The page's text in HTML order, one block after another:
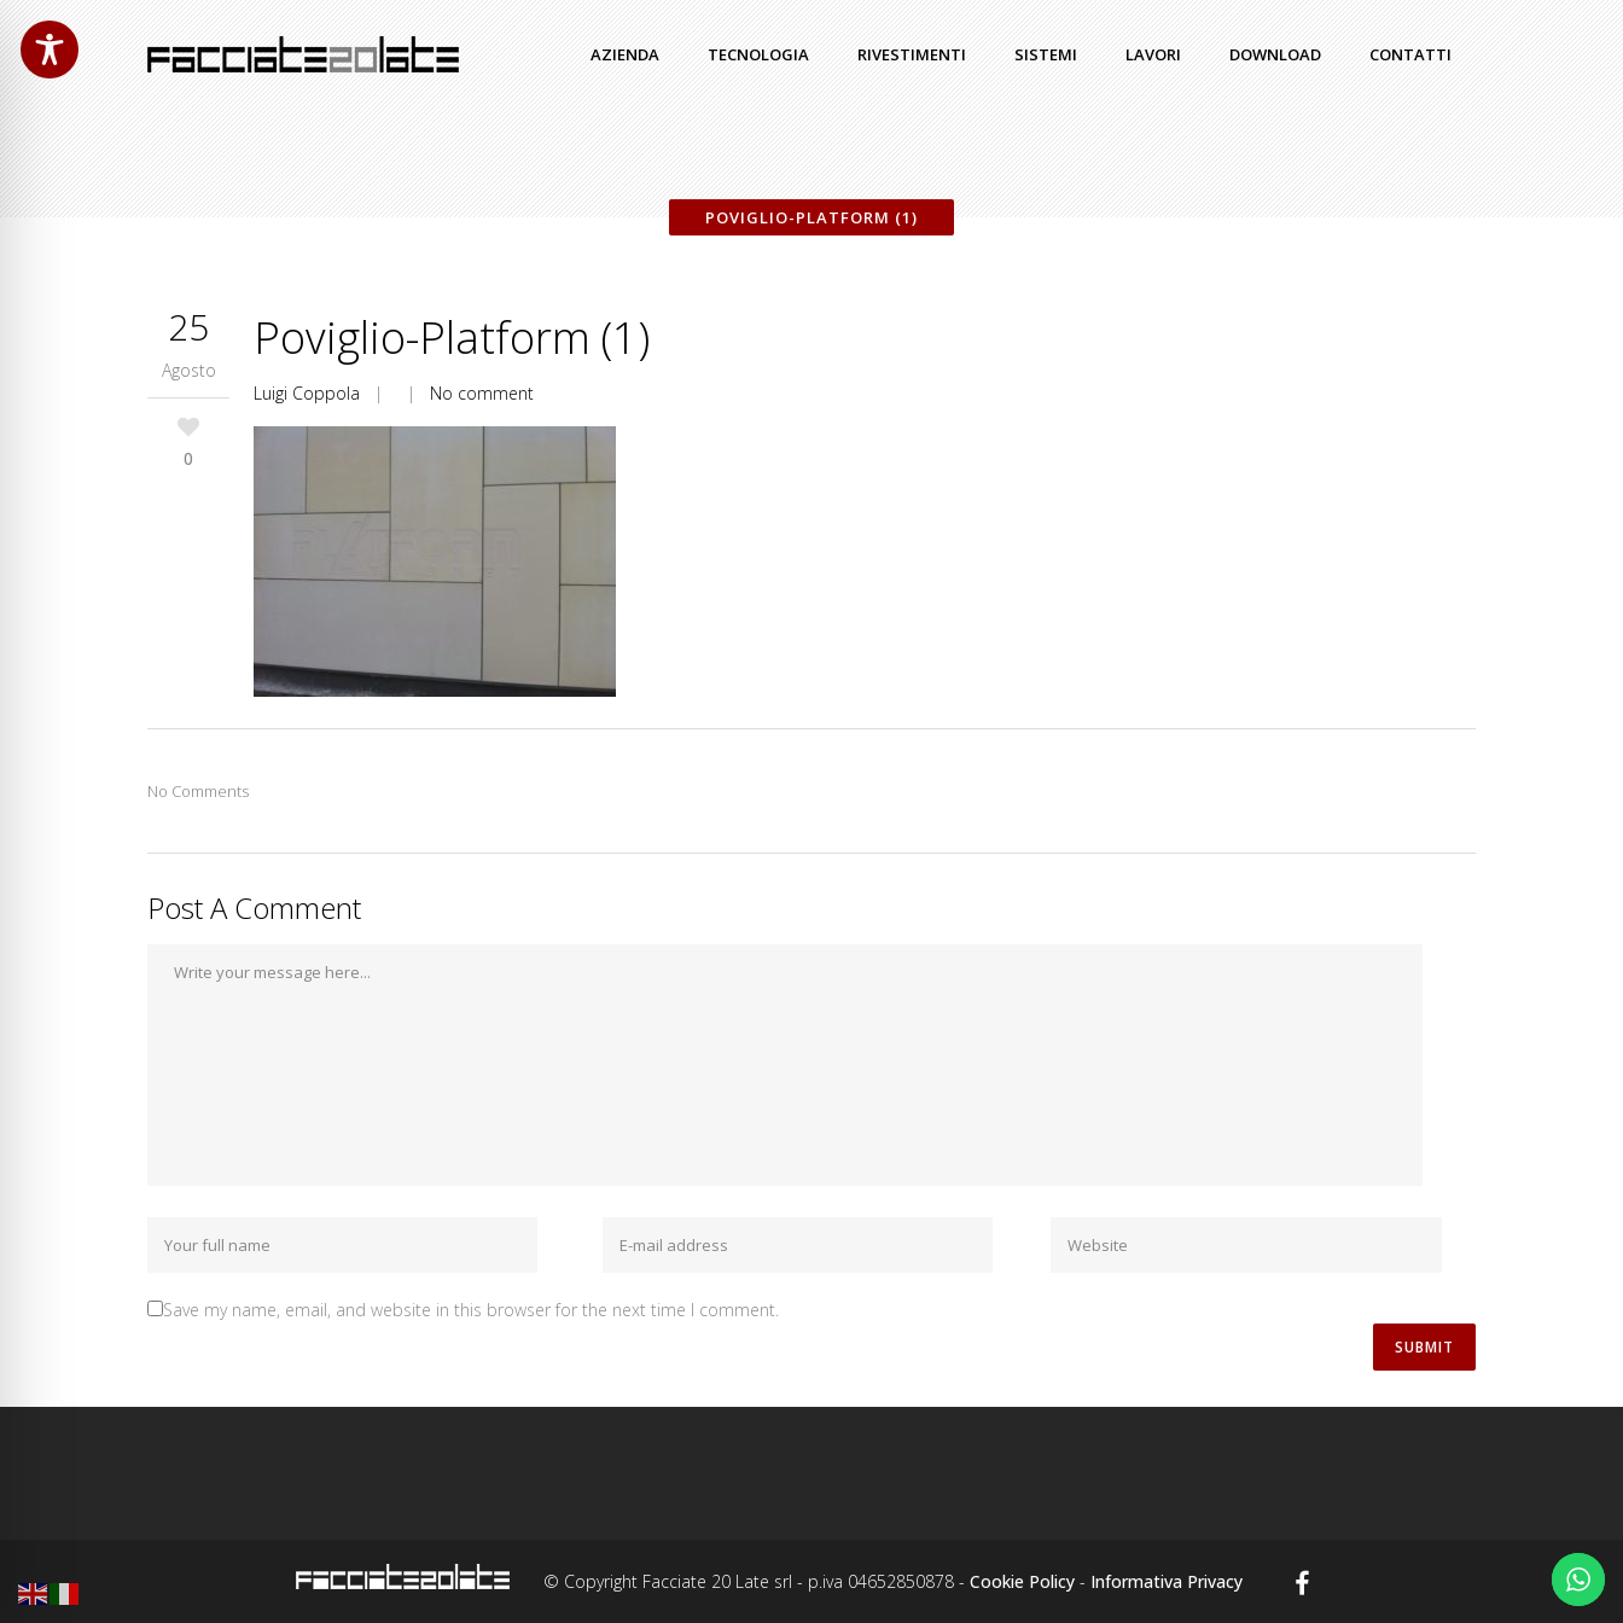
AZIENDA TECNOLOGIA RIVESTIMENTI SISTEMI LAVORI DOWNLOAD CONTATTI
POVIGLIO-PLATFORM (1)
25
Agosto
0
Poviglio-Platform (1)
Luigi Coppola | | No comment
No Comments
Post A Comment
Save my name, email, and website in this browser for the next time I comment.
© Copyright Facciate 20 Late srl - p.iva 04652850878 - Cookie Policy - Informativa Privacy